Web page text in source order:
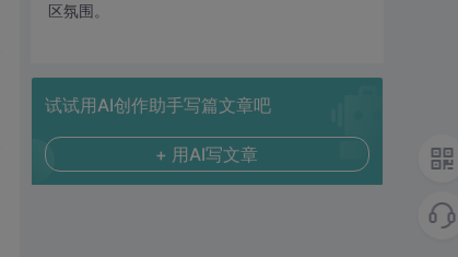
区氛围。
试试用AI创作助手写篇文章吧
+ 用AI写文章